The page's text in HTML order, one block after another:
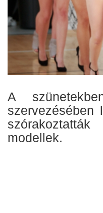
A
szervezésében
modellek.